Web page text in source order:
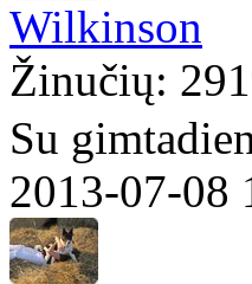
Wilkinson
Žinučių:
Su
2013-07-08